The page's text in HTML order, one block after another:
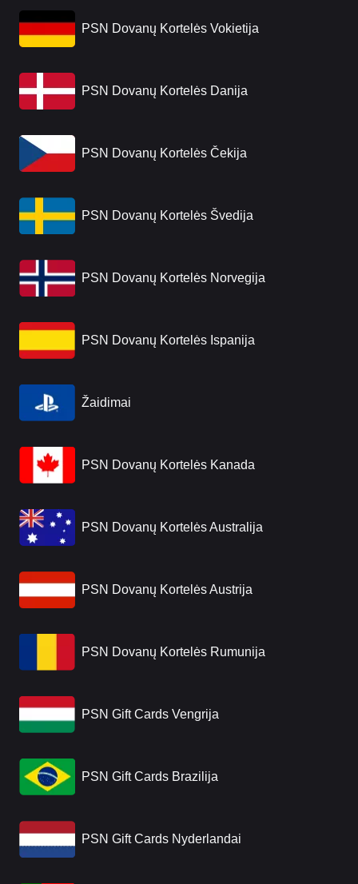
PSN Dovanų Kortelės Vokietija
PSN Dovanų Kortelės Danija
PSN Dovanų Kortelės Čekija
PSN Dovanų Kortelės Švedija
PSN Dovanų Kortelės Norvegija
PSN Dovanų Kortelės Ispanija
Žaidimai
PSN Dovanų Kortelės Kanada
PSN Dovanų Kortelės Australija
PSN Dovanų Kortelės Austrija
PSN Dovanų Kortelės Rumunija
PSN Gift Cards Vengrija
PSN Gift Cards Brazilija
PSN Gift Cards Nyderlandai